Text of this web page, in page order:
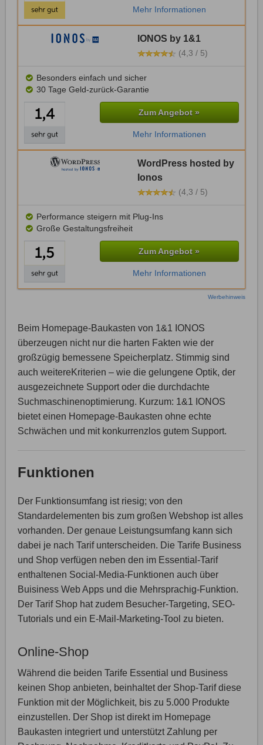
Mehr Informationen
IONOS by 1&1
(4,3 / 5)
Besonders einfach und sicher
30 Tage Geld-zurück-Garantie
Zum Angebot »
Mehr Informationen
WordPress hosted by
Ionos
(4,3 / 5)
Performance steigern mit Plug-Ins
Große Gestaltungsfreiheit
Zum Angebot »
Mehr Informationen
Werbehinweis
Beim Homepage-Baukasten von 1&1 IONOS
überzeugen nicht nur die harten Fakten wie der
großzügig bemessene Speicherplatz. Stimmig sind
auch weitereKriterien – wie die gelungene Optik, der
ausgezeichnete Support oder die durchdachte
Suchmaschinenoptimierung. Kurzum: 1&1 IONOS
bietet einen Homepage-Baukasten ohne echte
Schwächen und mit konkurrenzlos gutem Support.
Funktionen
Der Funktionsumfang ist riesig; von den
Standardelementen bis zum großen Webshop ist alles
vorhanden. Der genaue Leistungsumfang kann sich
dabei je nach Tarif unterscheiden. Die Tarife Business
und Shop verfügen neben den im Essential-Tarif
enthaltenen Social-Media-Funktionen auch über
Buisiness Web Apps und die Mehrsprachig-Funktion.
Der Tarif Shop hat zudem Besucher-Targeting, SEO-
Tutorials und ein E-Mail-Marketing-Tool zu bieten.
Online-Shop
Während die beiden Tarife Essential und Business
keinen Shop anbieten, beinhaltet der Shop-Tarif diese
Funktion mit der Möglichkeit, bis zu 5.000 Produkte
einzustellen. Der Shop ist direkt im Homepage
Baukasten integriert und unterstützt Zahlung per